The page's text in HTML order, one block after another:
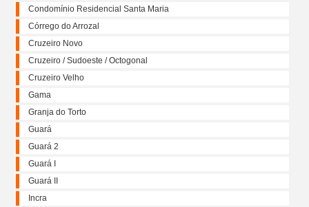
Condomínio Residencial Santa Maria
Córrego do Arrozal
Cruzeiro Novo
Cruzeiro / Sudoeste / Octogonal
Cruzeiro Velho
Gama
Granja do Torto
Guará
Guará 2
Guará I
Guará II
Incra